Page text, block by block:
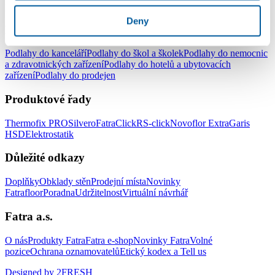
Deny
pracovnyPodlahy do dětského pokoje
Podlahy do kanceláříPodlahy do škol a školekPodlahy do nemocnic
a zdravotnických zařízeníPodlahy do hotelů a ubytovacích
zařízeníPodlahy do prodejen
Produktové řady
Thermofix PROSilveroFatraClickRS-clickNovoflor ExtraGaris
HSDElektrostatik
Důležité odkazy
DoplňkyObklady stěnProdejní místaNovinky
FatrafloorPoradnaUdržitelnostVirtuální návrhář
Fatra a.s.
O násProdukty FatraFatra e-shopNovinky FatraVolné
poziceOchrana oznamovatelůEtický kodex a Tell us
Designed by 2FRESH